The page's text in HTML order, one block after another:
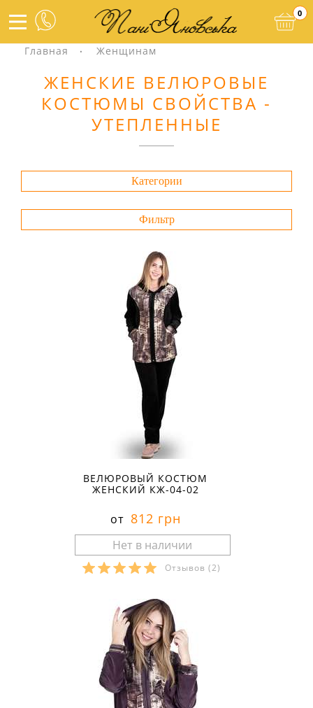
0
Главная Женщинам
ЖЕНСКИЕ ВЕЛЮРОВЫЕ
КОСТЮМЫ СВОЙСТВА -
УТЕПЛЕННЫЕ
Категории
Фильтр
ВЕЛЮРОВЫЙ КОСТЮМ
ЖЕНСКИЙ КЖ-04-02
от 812 грн
Отзывов (2)